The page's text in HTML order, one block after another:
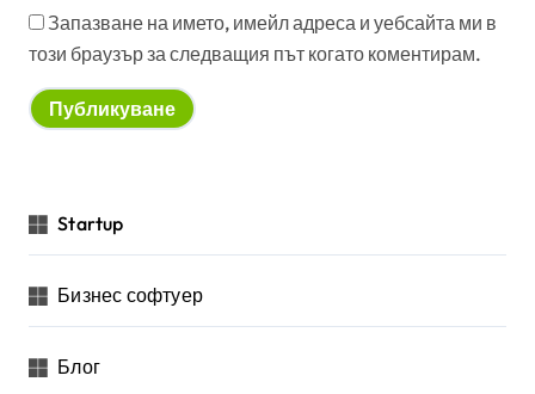
Запазване на името, имейл адреса и уебсайта ми в
този браузър за следващия път когато коментирам.
Startup
Бизнес софтуер
Блог